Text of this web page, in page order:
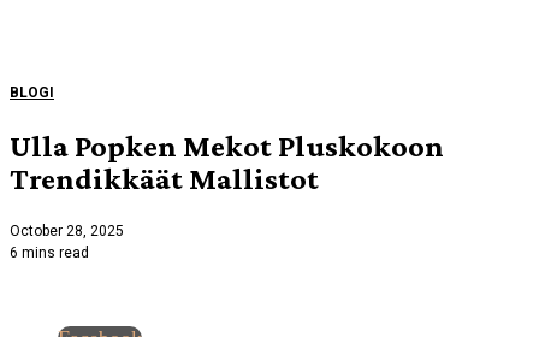
BLOGI
Ulla Popken Mekot Pluskokoon
Trendikkäät Mallistot
October 28, 2025
6 mins read